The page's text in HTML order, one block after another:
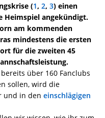
(1, 2, 3) einen
Heimspiel angekündigt.
am kommenden
mindestens die ersten
für die zweiten 45
bereits über 160 Fanclubs
sollen, wird die
und in den einschlägigen